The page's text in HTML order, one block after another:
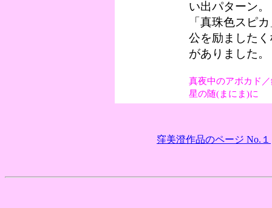
い出パターン。
「真珠色スピ
公を励ました
がありました。
真夜中のアボカド
星の随(まにま)に
窪美澄作品のページ No.１